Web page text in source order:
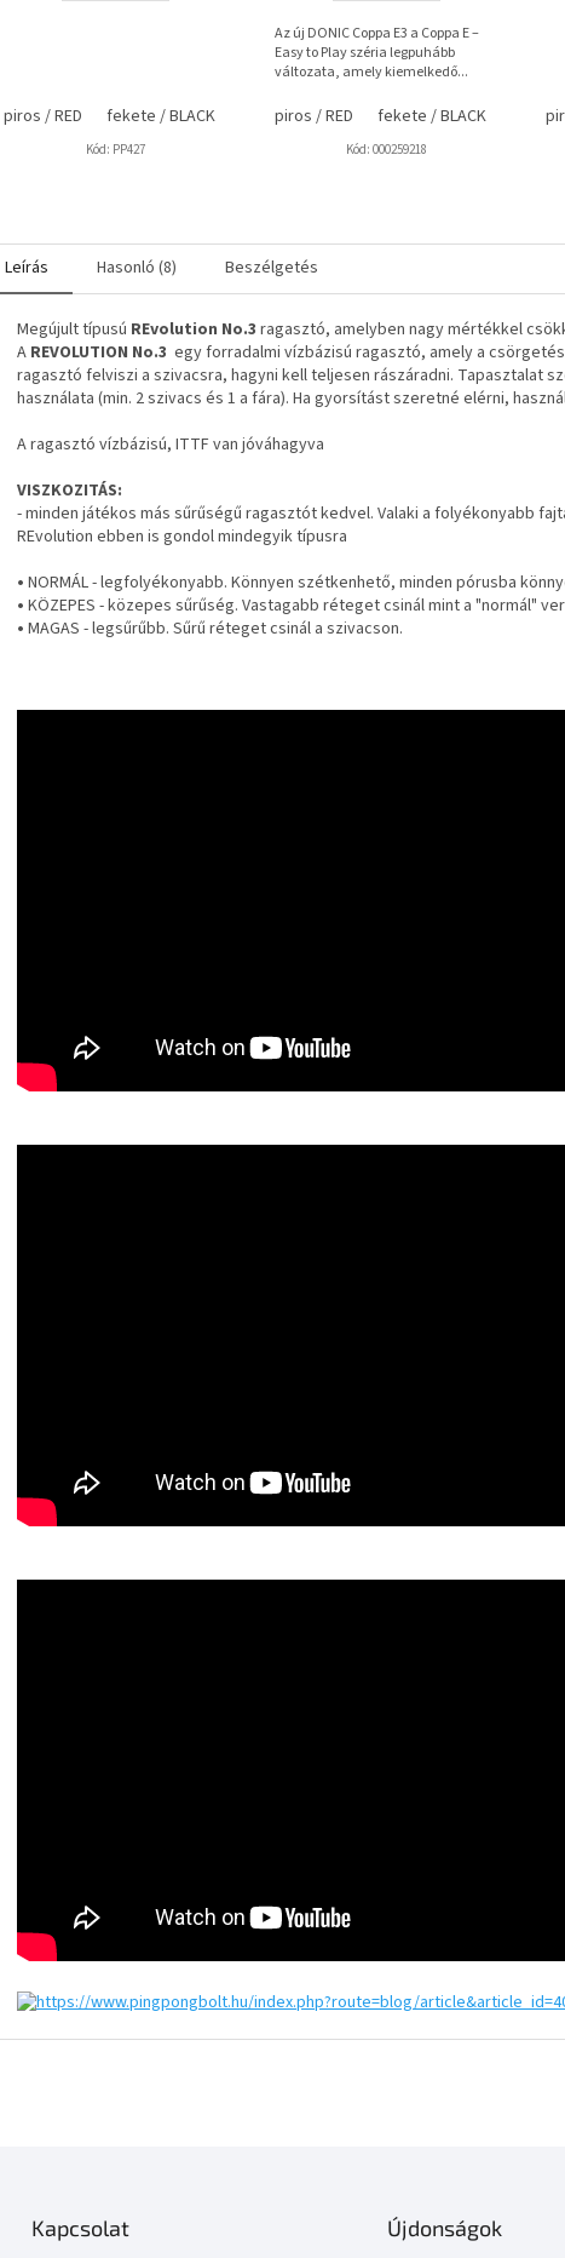
piros / RED fekete / BLACK
Kód: PP427
Az új DONIC Coppa E3 a Coppa E –
Easy to Play széria legpuhább
változata, amely kiemelkedő...
piros / RED fekete / BLACK
Kód: 000259218
Leírás Hasonló (8) Beszélgetés
Megújult típusú REvolution No.3 ragasztó, amelyben nagy mértékkel
A REVOLUTION No.3 egy forradalmi vízbázisú ragasztó, amely a
ragasztó felviszi a szivacsra, hagyni kell teljesen rászáradni. Tapasztalat
használata (min. 2 szivacs és 1 a fára). Ha gyorsítást szeretné elérni,
A ragasztó vízbázisú, ITTF van jóváhagyva
VISZKOZITÁS:
- minden játékos más sűrűségű ragasztót kedvel. Valaki a folyékonyabb
REvolution ebben is gondol mindegyik típusra
• NORMÁL - legfolyékonyabb. Könnyen szétkenhető, minden pórusba
• KÖZEPES - közepes sűrűség. Vastagabb réteget csinál mint a "normál"
• MAGAS - legsűrűbb. Sűrű réteget csinál a szivacson.
Kapcsolat Újdonságok